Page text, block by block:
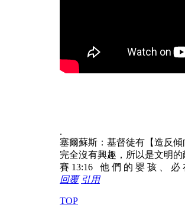
.
塞爾蘇斯：基督徒有【造反
完全沒有興趣，所以是文明
賽 13:16 他 們 的 嬰 孩 、 必
回覆 引用
TOP